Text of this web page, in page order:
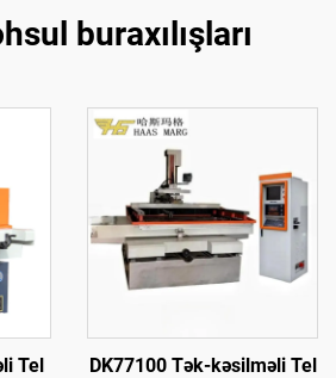
buraxılışları
Tel
DK77100 Tək-kəsilməli Tel